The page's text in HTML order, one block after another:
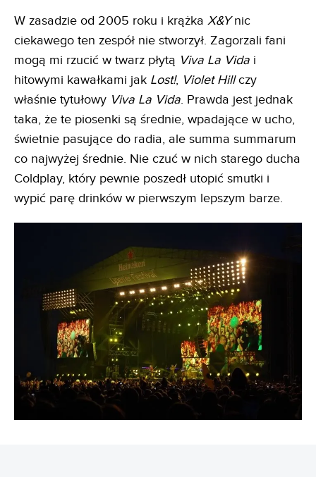
W zasadzie od 2005 roku i krążka X&Ynic
ciekawego ten zespół nie stworzył. Zagorzali fani
mogą mi rzucić w twarz płytą Viva La Vida i
hitowymi kawałkami jak Lost!, Violet Hillczy
właśnie tytułowy Viva La Vida. Prawda jest jednak
taka, że te piosenki są średnie, wpadające w ucho,
świetnie pasujące do radia, ale summa summarum
co najwyżej średnie. Nie czuć w nich starego ducha
Coldplay, który pewnie poszedł utopić smutki i
wypić parę drinków w pierwszym lepszym barze.